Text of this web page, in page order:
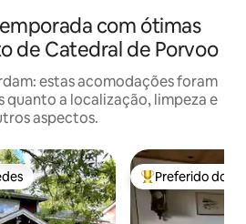
com ótimas
de Catedral de Porvoo
estas acomodações foram
quanto a localização, limpeza e
aspectos.
dos hóspedes Entre os
Preferido dos